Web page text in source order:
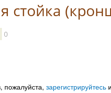
стойка
0
пожалуйста, зарегистрируйтесь